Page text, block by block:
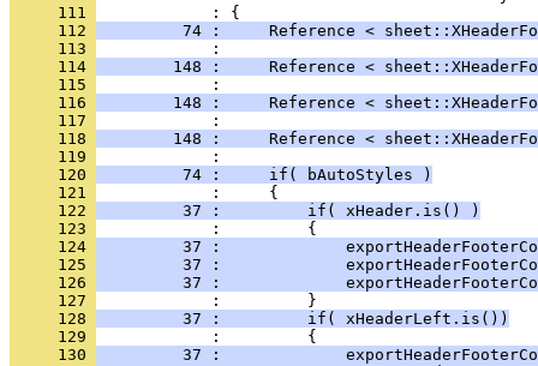
     111
     112
74 :     Reference <
     113
     114
148 :     Reference <
     115
     116
148 :     Reference <
     117
     118
148 :     Reference <
     119
     120
         74 :     if( bAutoStyles )
     121
     122
         37 :         if( xHeader.is() )
     123
     124
37 :
     125
37 :
     126
37 :
     127
     128
         37 :         if( xHeaderLeft.is())
     129
     130
37 :